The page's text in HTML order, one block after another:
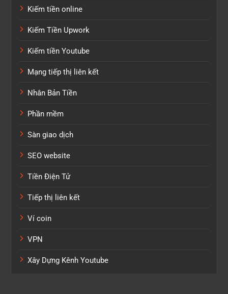
Kiếm tiền online
Kiếm Tiền Upwork
Kiếm tiền Youtube
Mạng tiếp thị liên kết
Nhân Bản Tiền
Phần mềm
Sàn giao dịch
SEO website
Tiền Điện Tử
Tiếp thị liên kết
Ví coin
VPN
Xây Dựng Kênh Youtube